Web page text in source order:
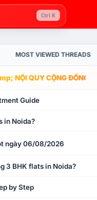
Ctrl K
MOST VIEWED THREADS
NỘI QUY CỘNG ĐỒNG
Guide
in Noida?
ngày 06/08/2026
3 BHK flats in Noida?
by Step